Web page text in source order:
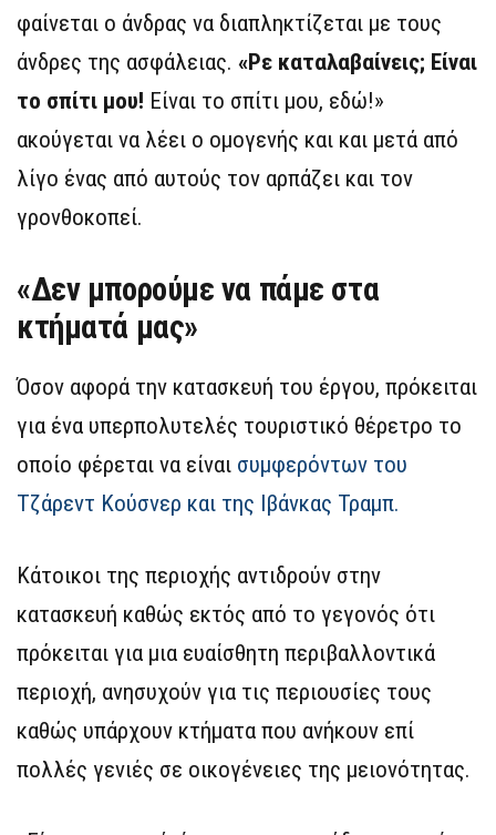
φαίνεται ο άνδρας να διαπληκτίζεται με τους
άνδρες της ασφάλειας. «Ρε καταλαβαίνεις; Είναι
το σπίτι μου! Είναι το σπίτι μου, εδώ!»
ακούγεται να λέει ο ομογενής και και μετά από
λίγο ένας από αυτούς τον αρπάζει και τον
γρονθοκοπεί.
«Δεν μπορούμε να πάμε στα
κτήματά μας»
Όσον αφορά την κατασκευή του έργου, πρόκειται
για ένα υπερπολυτελές τουριστικό θέρετρο το
οποίο φέρεται να είναι συμφερόντων του
Τζάρεντ Κούσνερ και της Ιβάνκας Τραμπ.
Κάτοικοι της περιοχής αντιδρούν στην
κατασκευή καθώς εκτός από το γεγονός ότι
πρόκειται για μια ευαίσθητη περιβαλλοντικά
περιοχή, ανησυχούν για τις περιουσίες τους
καθώς υπάρχουν κτήματα που ανήκουν επί
πολλές γενιές σε οικογένειες της μειονότητας.